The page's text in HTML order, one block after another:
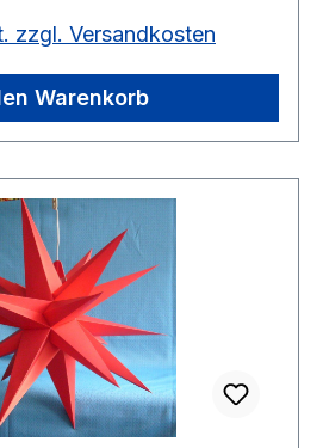
zzgl. Versandkosten
Warenkorb